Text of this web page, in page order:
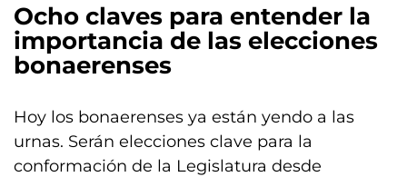
Ocho claves para entender la
importancia de las elecciones
bonaerenses
Hoy los bonaerenses ya están yendo a las
urnas. Serán elecciones clave para la
conformación de la Legislatura desde